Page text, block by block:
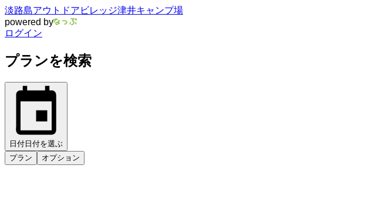
淡路島アウトドアビレッジ津井キャンプ場
powered by
ログイン
プランを検索
日付 日付を選ぶ
プラン
オプション